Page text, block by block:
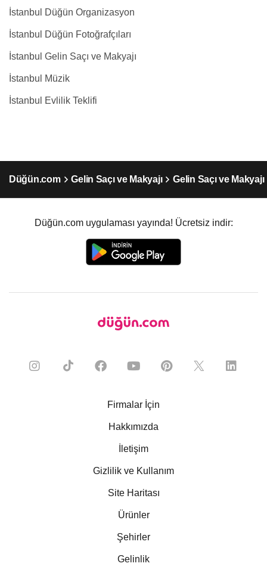
İstanbul Düğün Organizasyon
İstanbul Düğün Fotoğrafçıları
İstanbul Gelin Saçı ve Makyajı
İstanbul Müzik
İstanbul Evlilik Teklifi
Düğün.com Gelin Saçı ve Makyajı Gelin Saçı ve
Düğün.com uygulaması yayında! Ücretsiz indir:
Firmalar İçin
Hakkımızda
İletişim
Gizlilik ve Kullanım
Site Haritası
Ürünler
Şehirler
Gelinlik